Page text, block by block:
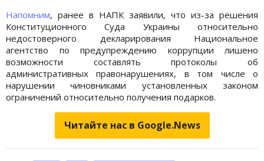
Напомним, ранее в НАПК заявили, что из-за решения
Конституционного Суда Украины относительно
недостоверного декларирования Национальное
агентство по предупреждению коррупции лишено
возможности составлять протоколы об
административных правонарушениях, в том числе о
нарушении чиновниками установленных законом
ограничений относительно получения подарков.
Читайте нас в Google.News